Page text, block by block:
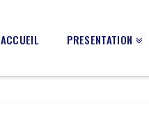
ACCUEIL PRESENTATION